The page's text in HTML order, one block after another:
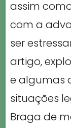
assim
com a
ser
artigo,
e algumas
situações
Braga de